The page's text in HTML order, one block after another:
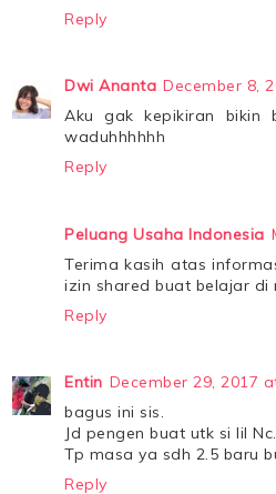
Reply
Dwi Ananta December 8,
Aku gak kepikiran bikin
waduhhhhhh
Reply
Peluang Usaha Indonesia
Terima kasih atas
izin shared buat belajar di
Reply
Entin December 29, 2017
bagus ini sis.
Jd pengen buat utk si lil Nc.
Tp masa ya sdh 2.5 baru
Reply